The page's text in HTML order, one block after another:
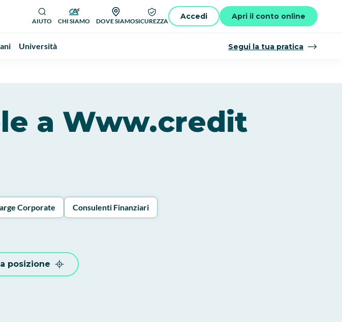
AIUTO CHI SIAMO DOVE SIAMOSICUREZZA
Accedi Apri il conto online
Università Segui la tua pratica
a Www.credit
Corporate Consulenti Finanziari
posizione